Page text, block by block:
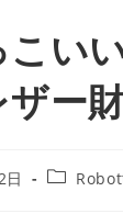
い
ー
日
投